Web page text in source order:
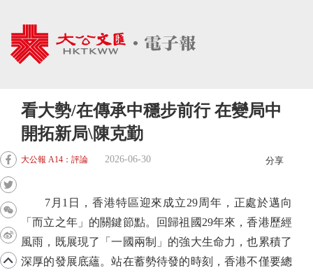
看大勢/在傳承中穩步前行 在變局中
開拓新局\陳克勤
大公報 A14：評論 2026-06-30 分享
7月1日，香港特區迎來成立29周年，正處於邁向
「而立之年」的關鍵節點。回歸祖國29年來，香港歷經
風雨，既展現了「一國兩制」的強大生命力，也累積了
深厚的發展底蘊。站在蓄勢待發的時刻，香港不僅要總